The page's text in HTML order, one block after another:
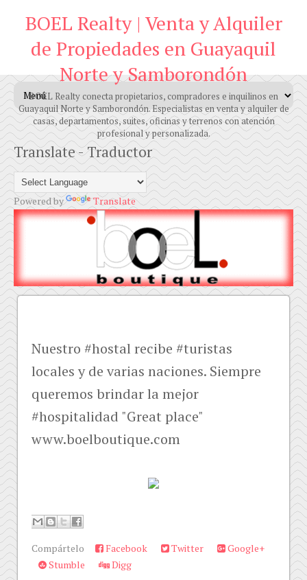
BOEL Realty | Venta y Alquiler
de Propiedades en Guayaquil
Norte y Samborondón
BOEL Realty conecta propietarios, compradores e inquilinos en
Guayaquil Norte y Samborondón. Especialistas en venta y alquiler de
casas, departamentos, suites, oficinas y terrenos con atención
profesional y personalizada.
Translate - Traductor
Powered by Translate
Nuestro #hostal recibe #turistas
locales y de varias naciones. Siempre
queremos brindar la mejor
#hospitalidad "Great place"
www.boelboutique.com
Compártelo Facebook Twitter
Google+
Stumble
Digg